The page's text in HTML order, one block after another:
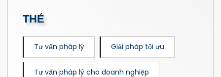
THẺ
Tư vấn pháp lý Giải pháp tối ưu
Tư vấn pháp lý cho doanh nghiệp